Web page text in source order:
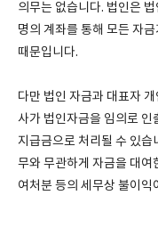
의무는 없습니다. 법인은
명의 계좌를 통해 모든 자
때문입니다.
다만 법인 자금과 대표자
사가 법인자금을 임의로 인
지급금으로 처리될 수 있습
무와 무관하게 자금을 대여
여처분 등의 세무상 불이익